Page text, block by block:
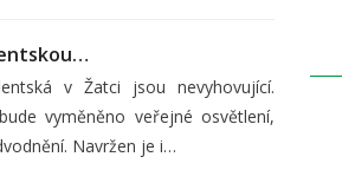
v Žatci jsou nevyhovující.
vyměněno veřejné osvětlení,
Navržen je i…